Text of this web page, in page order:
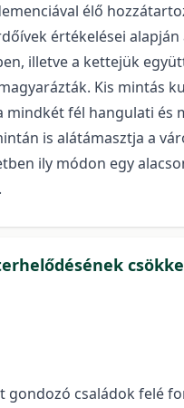
élő
értékelései
illetve a kettejük
Kis mintás
fél hangulati
is alátámasztja a
ily módon egy
családok felé